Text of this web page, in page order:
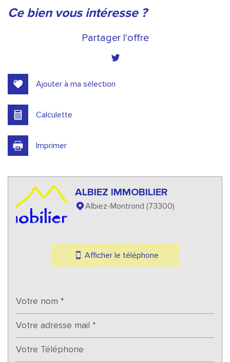
la ville de albiez-montrond (73300)
Cinéma
École primaire
statistiques
Propriétaires (vs. locataires)
Taxe habitation
Taxe foncière
26,31 %
Habitants de moins de 25 ans
ce bien vous intéresse ?
Partager l'offre
Ajouter à ma sélection
Calculette
Imprimer
ALBIEZ IMMOBILIER
Albiez-Montrond (73300)
Afficher le téléphone